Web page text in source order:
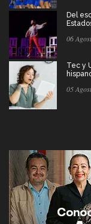
Del
06
Tec y
05